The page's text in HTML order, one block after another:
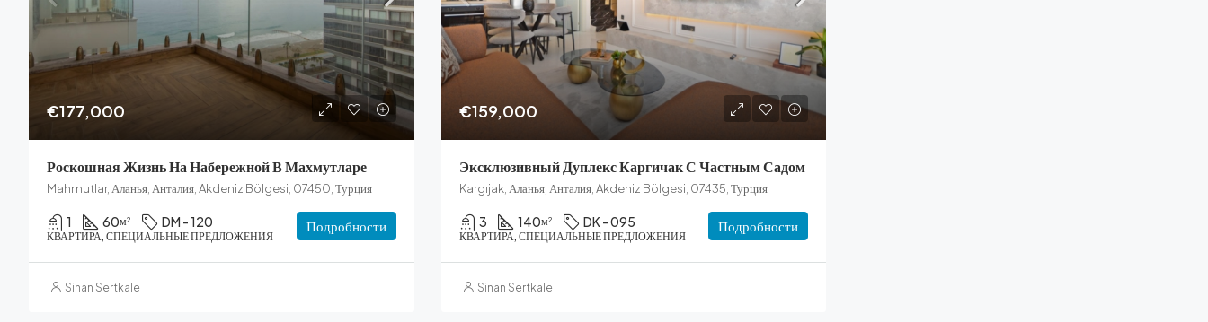
€177,000
Роскошная Жизнь На Набережной В Махмутларе
Mahmutlar, Аланья, Анталия, Akdeniz Bölgesi, 07450, Турция
1 60м² DM - 120
КВАРТИРА, СПЕЦИАЛЬНЫЕ ПРЕДЛОЖЕНИЯ
Подробности
Sinan Sertkale
€159,000
Эксклюзивный Дуплекс Каргичак С Частным Садом
Kargıjak, Аланья, Анталия, Akdeniz Bölgesi, 07435, Турция
3 140м² DK - 095
КВАРТИРА, СПЕЦИАЛЬНЫЕ ПРЕДЛОЖЕНИЯ
Подробности
Sinan Sertkale